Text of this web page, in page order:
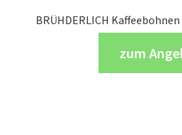
BRÜHDERLICH
zum